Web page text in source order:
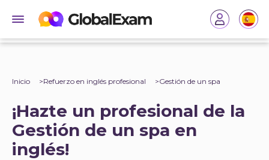
Inicio Refuerzo en inglés profesional Gestión de un spa
¡Hazte un profesional de la
Gestión de un spa en
inglés!